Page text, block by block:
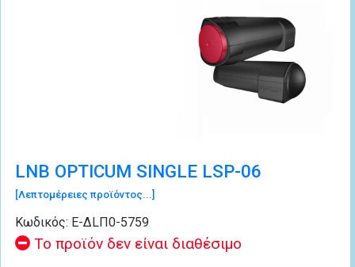
LNB OPTICUM SINGLE LSP-06
[Λεπτομέρειες προϊόντος...]
Κωδικός: Ε-ΔLΠ0-5759
Το προϊόν δεν είναι διαθέσιμο